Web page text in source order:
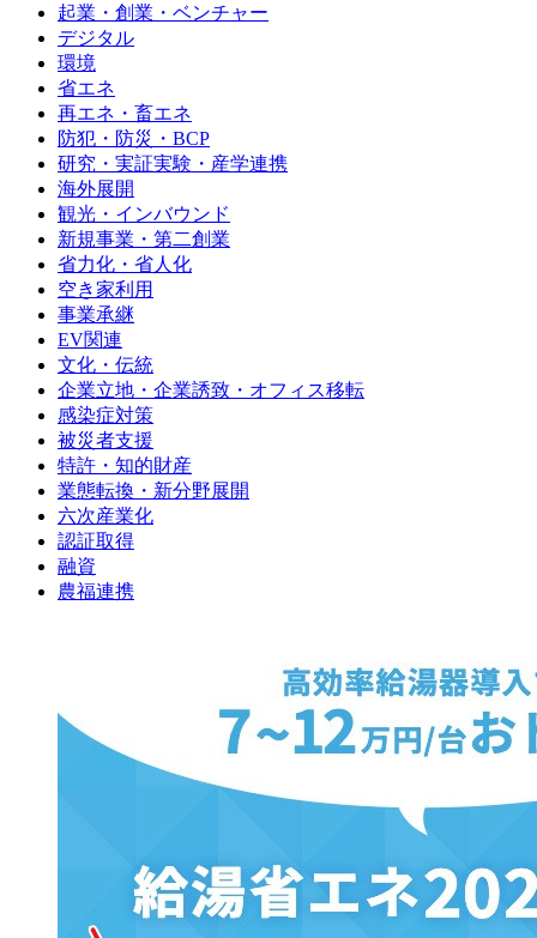
起業・創業・ベンチャー
デジタル
環境
省エネ
再エネ・畜エネ
防犯・防災・BCP
研究・実証実験・産学連携
海外展開
観光・インバウンド
新規事業・第二創業
省力化・省人化
空き家利用
事業承継
EV関連
文化・伝統
企業立地・企業誘致・オフィス移転
感染症対策
被災者支援
特許・知的財産
業態転換・新分野展開
六次産業化
認証取得
融資
農福連携